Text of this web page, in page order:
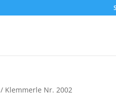
/ Klemmerle Nr. 2002